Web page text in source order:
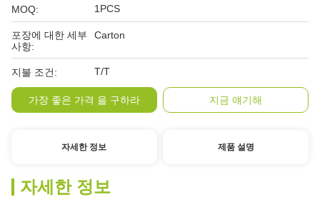
MOQ: 1PCS
포장에 대한 세부
사항:
Carton
지불 조건: T/T
가장 좋은 가격 을 구하라 지금 얘기해
자세한 정보 제품 설명
자세한 정보